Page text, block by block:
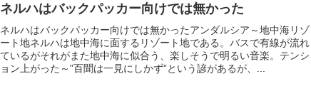
ネルハはバックパッカー向けでは無かった
ネルハはバックパッカー向けでは無かったアンダルシア～地中海リゾ
ート地ネルハは地中海に面するリゾート地である。バスで有線が流れ
ているがそれがまた地中海に似合う、楽しそうで明るい音楽。テンシ
ョン上がった～”百聞は一見にしかず”という諺があるが、...